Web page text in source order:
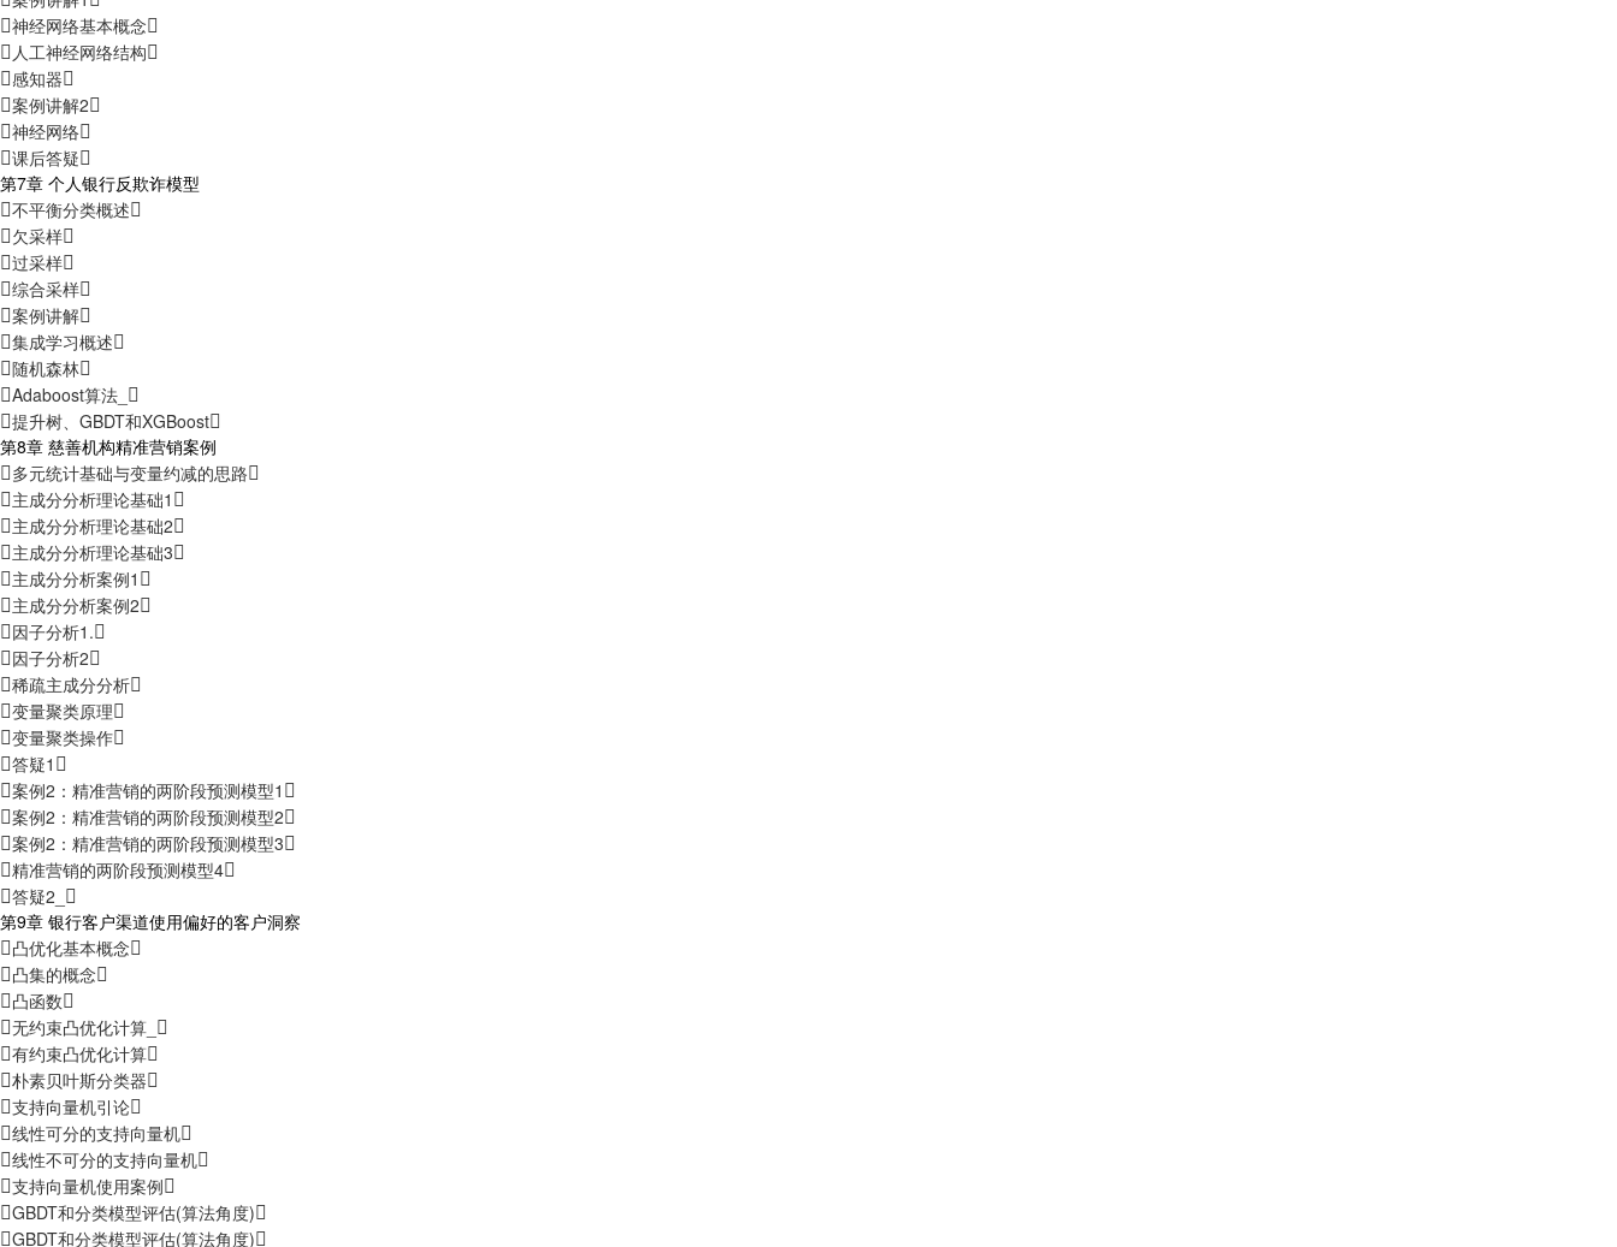
神经网络基本概念
人工神经网络结构
感知器
案例讲解2
神经网络
课后答疑
第7章 个人银行反欺诈模型
不平衡分类概述
欠采样
过采样
综合采样
案例讲解
集成学习概述
随机森林
Adaboost算法_
提升树、GBDT和XGBoost
第8章 慈善机构精准营销案例
多元统计基础与变量约减的思路
主成分分析理论基础1
主成分分析理论基础2
主成分分析理论基础3
主成分分析案例1
主成分分析案例2
因子分析1.
因子分析2
稀疏主成分分析
变量聚类原理
变量聚类操作
答疑1
案例2：精准营销的两阶段预测模型1
案例2：精准营销的两阶段预测模型2
案例2：精准营销的两阶段预测模型3
精准营销的两阶段预测模型4
答疑2_
第9章 银行客户渠道使用偏好的客户洞察
凸优化基本概念
凸集的概念
凸函数
无约束凸优化计算_
有约束凸优化计算
朴素贝叶斯分类器
支持向量机引论
线性可分的支持向量机
线性不可分的支持向量机
支持向量机使用案例
GBDT和分类模型评估(算法角度)
GBDT和分类模型评估(算法角度)